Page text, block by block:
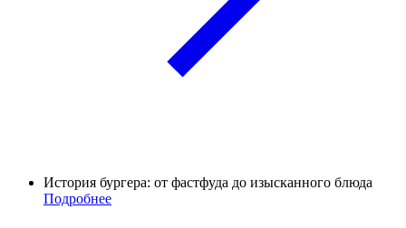
История бургера: от фастфуда до изысканного блюда
Подробнее